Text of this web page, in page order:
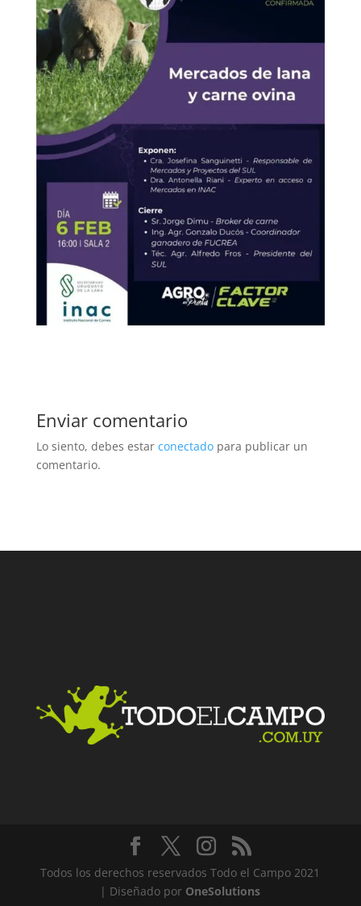
Enviar comentario
Lo siento, debes estar conectadopara publicar un
comentario.
Todos los derechos reservados Todo el Campo 2021
| Diseñado por OneSolutions
Facebook